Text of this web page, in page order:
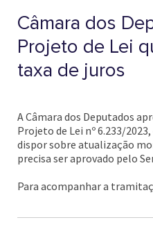
Câmara dos
Projeto de Lei
taxa de juros
A Câmara dos Deputados
Projeto de Lei nº 6.233/
dispor sobre atualização
precisa ser aprovado pelo
Para acompanhar a